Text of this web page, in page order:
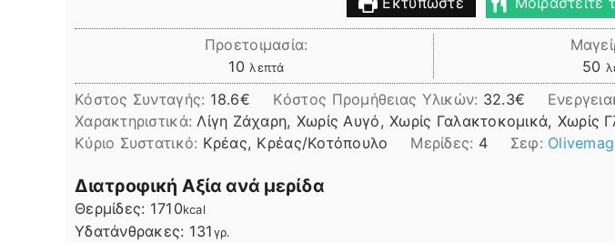
Προετοιμασία:
10 λεπτά
λεπτά
50
Κόστος Συνταγής: 18.6€ Kόστος Προμήθειας Υλικών: 32.3
Χαρακτηριστικά: Λίγη Ζάχαρη, Χωρίς Αυγό, Χωρίς Γαλακτοκομικά, Χωρίς
Kύριο Συστατικό: Κρέας, Κρέας/Κοτόπουλο Μερίδες: 4 Σεφ:
Διατροφική Αξία ανά μερίδα
Θερμίδες: 1710kcal
Υδατάνθρακες: 131γρ.